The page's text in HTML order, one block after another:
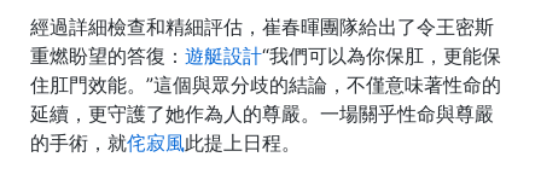
經過詳細檢查和精細評估，崔春暉團隊給出了令王密斯
重燃盼望的答復： 遊艇設計“我們可以為你保肛，更能保
住肛門效能。”這個與眾分歧的結論，不僅意味著性命的
延續，更守護了她作為人的尊嚴。一場關乎性命與尊嚴
的手術，就侘寂風此提上日程。